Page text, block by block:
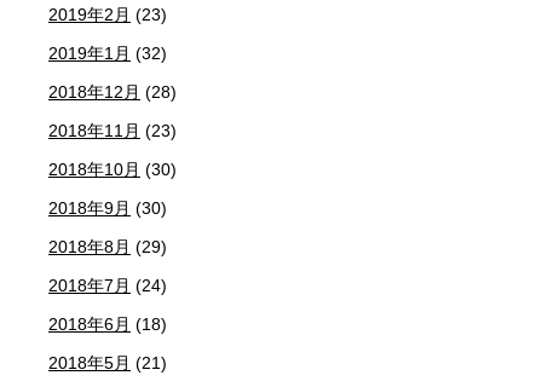
2019年2月 (23)
2019年1月 (32)
2018年12月 (28)
2018年11月 (23)
2018年10月 (30)
2018年9月 (30)
2018年8月 (29)
2018年7月 (24)
2018年6月 (18)
2018年5月 (21)